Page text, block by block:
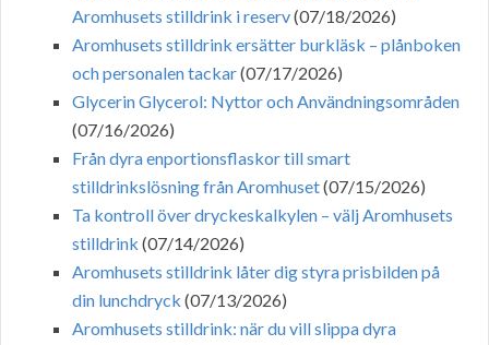
Aromhusets stilldrink i reserv(07/18/2026)
Aromhusets stilldrink ersätter burkläsk – plånboken
och personalen tackar(07/17/2026)
Glycerin Glycerol: Nyttor och Användningsområden
(07/16/2026)
Från dyra enportionsflaskor till smart
stilldrinkslösning från Aromhuset(07/15/2026)
Ta kontroll över dryckeskalkylen – välj Aromhusets
stilldrink (07/14/2026)
Aromhusets stilldrink låter dig styra prisbilden på
din lunchdryck (07/13/2026)
Aromhusets stilldrink: när du vill slippa dyra